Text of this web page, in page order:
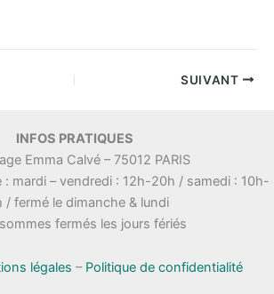
SUIVANT
INFOS PRATIQUES
Emma Calvé – 75012 PARIS
: mardi – vendredi : 12h-20h / samedi : 10h-
/ fermé le dimanche & lundi
fermés les jours fériés
légales – Politique de confidentialité